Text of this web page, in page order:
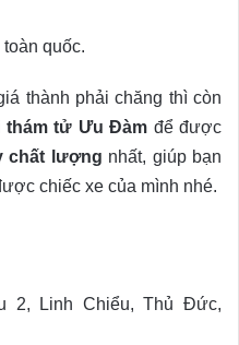
quốc.
thành phải chăng thì còn
thám tử Ưu Đàm để được
chất lượng nhất, giúp bạn
chiếc xe của mình nhé.
2, Linh Chiểu, Thủ Đức,